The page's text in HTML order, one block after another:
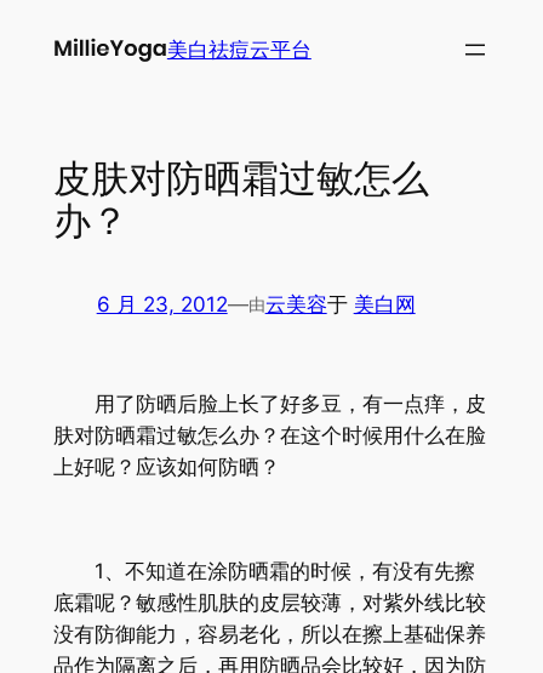
美白祛痘云平台
皮肤对防晒霜过敏怎么
办？
6 月 23, 2012—由云美容于 美白网
用了防晒后脸上长了好多豆，有一点痒，皮
肤对防晒霜过敏怎么办？在这个时候用什么在脸
上好呢？应该如何防晒？
1、不知道在涂防晒霜的时候，有没有先擦
底霜呢？敏感性肌肤的皮层较薄，对紫外线比较
没有防御能力，容易老化，所以在擦上基础保养
品作为隔离之后，再用防晒品会比较好，因为防